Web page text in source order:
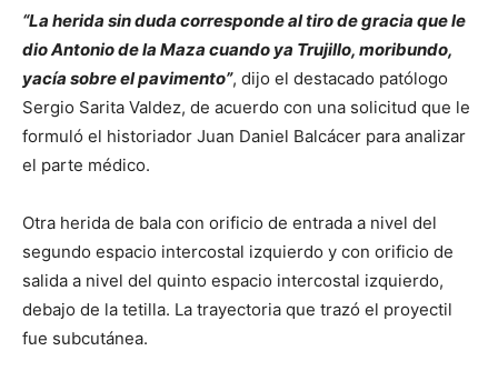
“La herida sin duda corresponde al tiro de gracia que le
dio Antonio de la Maza cuando ya Trujillo, moribundo,
yacía sobre el pavimento”, dijo el destacado patólogo
Sergio Sarita Valdez, de acuerdo con una solicitud que le
formuló el historiador Juan Daniel Balcácer para analizar
el parte médico.
Otra herida de bala con orificio de entrada a nivel del
segundo espacio intercostal izquierdo y con orificio de
salida a nivel del quinto espacio intercostal izquierdo,
debajo de la tetilla. La trayectoria que trazó el proyectil
fue subcutánea.